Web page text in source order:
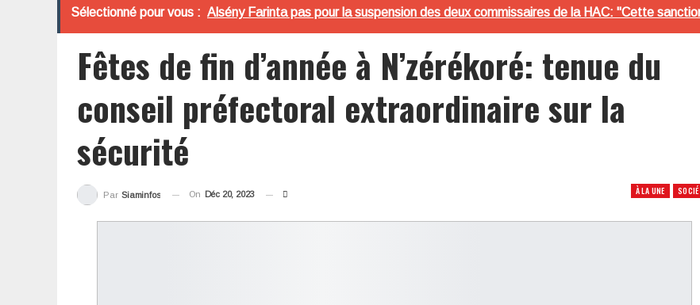
Sélectionné pour vous : Alsény Farinta pas pour la suspension des deux commissaires de la HAC: "Cette
Fêtes de fin d’année à N’zérékoré: tenue du
conseil préfectoral extraordinaire sur la
sécurité
À LA UNE
Par Siaminfos On Déc 20, 2023